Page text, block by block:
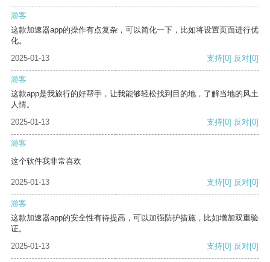
游客
这款加速器app的操作有点复杂，可以简化一下，比如将设置页面进行优
化。
2025-01-13
支持[0] 反对[0]
游客
这款app是我旅行的好帮手，让我能够轻松找到目的地，了解当地的风土
人情。
2025-01-13
支持[0] 反对[0]
游客
这个软件我非常喜欢
2025-01-13 支持[0] 反对[0]
游客
这款加速器app的安全性有待提高，可以加强防护措施，比如增加双重验
证。
2025-01-13
支持[0] 反对[0]